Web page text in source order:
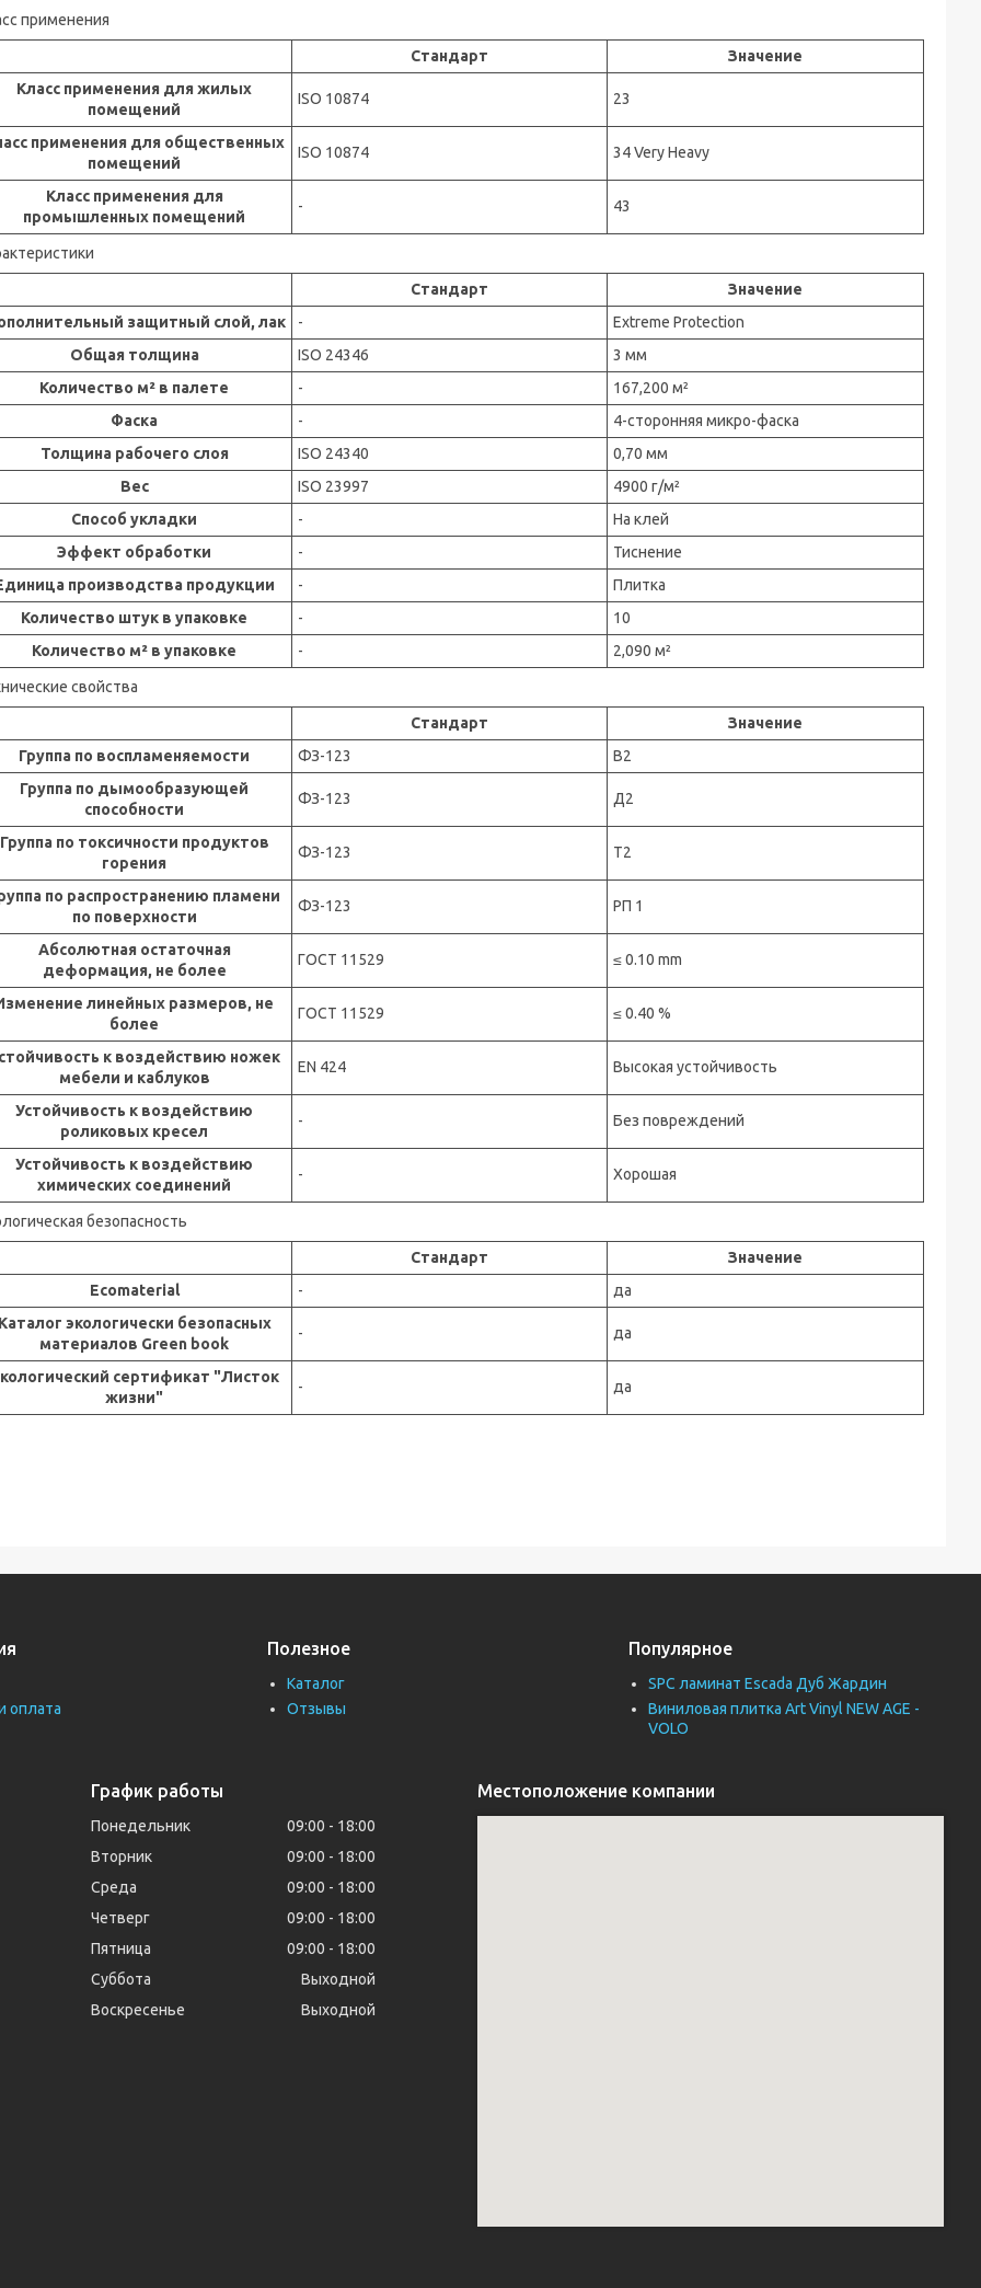
применения
Стандарт
Значение
Класс применения для жилых
помещений
ISO 10874 23
применения для общественных
помещений
ISO 10874 34 Very Heavy
Класс применения для
промышленных помещений
- 43
Стандарт
Значение
защитный слой, лак
-
Extreme Protection
Общая толщина
ISO 24346
3 мм
Количество м² в палете
-
167,200 м²
Фаска
-
4-сторонняя микро-фаска
Толщина рабочего слоя
ISO 24340
0,70 мм
Вес
ISO 23997
4900 г/м²
Способ укладки
-
На клей
Эффект обработки
-
Тиснение
производства продукции
-
Плитка
Количество штук в упаковке
-
10
Количество м² в упаковке
- 2,090 м²
свойства
Стандарт
Значение
Группа по воспламеняемости
ФЗ-123
В2
Группа по дымообразующей
способности
ФЗ-123 Д2
Группа по токсичности продуктов
горения
ФЗ-123 Т2
по распространению пламени
по поверхности
ФЗ-123 РП 1
Абсолютная остаточная
деформация, не более
ГОСТ 11529 ≤ 0.10 mm
линейных размеров, не
более
ГОСТ 11529 ≤ 0.40 %
к воздействию ножек
мебели и каблуков
EN 424 Высокая устойчивость
Устойчивость к воздействию
роликовых кресел
- Без повреждений
Устойчивость к воздействию
химических соединений
- Хорошая
безопасность
Стандарт
Значение
Ecomaterial
-
да
экологически безопасных
материалов Green book
- да
сертификат "Листок
жизни"
- да
оплата
Полезное
Каталог
Отзывы
Популярное
SPC ламинат Escada Дуб Жардин
Виниловая плитка Art Vinyl NEW AGE -
VOLO
График работы
Понедельник 09:00
18:00
Вторник
09:00
18:00
Среда
09:00
18:00
Четверг
09:00
18:00
Пятница
09:00
18:00
Суббота
Выходной
Воскресенье
Выходной
Местоположение компании